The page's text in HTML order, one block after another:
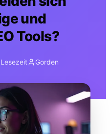
und
Tools?
Lesezeit Gorden